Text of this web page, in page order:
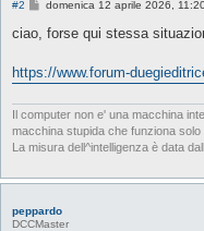
#2
M
s
g
g
o
domenica 12 aprile 2026,
ciao, forse qui stessa
https://www.forum-
Il computer non e' una macchina
macchina stupida che funziona
La misura dell^intelligenza è data
peppardo
DCCMaster